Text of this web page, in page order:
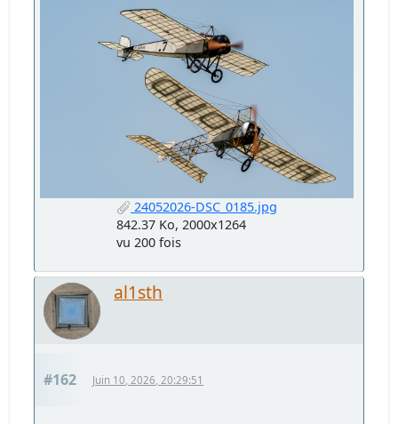
24052026-DSC_0185.jpg
842.37 Ko, 2000x1264
vu 200 fois
al1sth
#162 Juin 10, 2026, 20:29:51